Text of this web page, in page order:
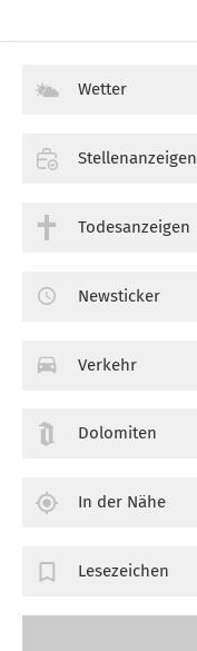
Wetter
Stellenanzeigen
Todesanzeigen
Newsticker
Verkehr
Dolomiten
In der Nähe
Lesezeichen